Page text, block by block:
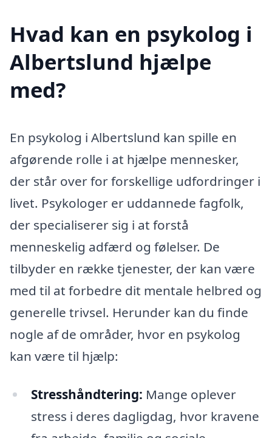
Hvad kan en psykolog i
Albertslund hjælpe
med?
En psykolog i Albertslund kan spille en
afgørende rolle i at hjælpe mennesker,
der står over for forskellige udfordringer i
livet. Psykologer er uddannede fagfolk,
der specialiserer sig i at forstå
menneskelig adfærd og følelser. De
tilbyder en række tjenester, der kan være
med til at forbedre dit mentale helbred og
generelle trivsel. Herunder kan du finde
nogle af de områder, hvor en psykolog
kan være til hjælp:
Stresshåndtering: Mange oplever
stress i deres dagligdag, hvor kravene